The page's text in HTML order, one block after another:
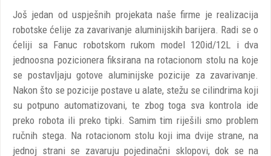
Još jedan od uspješnih projekata naše firme je realizacija
robotske ćelije za zavarivanje aluminijskih barijera. Radi se o
ćeliji sa Fanuc robotskom rukom model 120id/12L i dva
jednoosna pozicionera fiksirana na rotacionom stolu na koje
se postavljaju gotove aluminijske pozicije za zavarivanje.
Nakon što se pozicije postave u alate, stežu se cilindrima koji
su potpuno automatizovani, te zbog toga sva kontrola ide
preko robota ili preko tipki. Samim tim riješili smo problem
ručnih stega. Na rotacionom stolu koji ima dvije strane, na
jednoj strani se zavaruju pojedinačni sklopovi, dok se na